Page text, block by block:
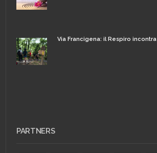
Via Francigena: il Respiro incontra
PARTNERS